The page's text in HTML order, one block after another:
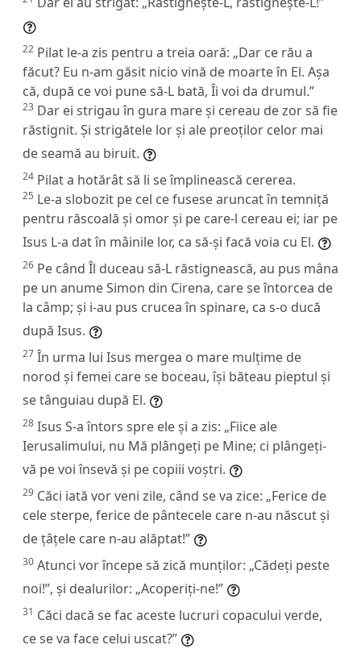
22 Pilat le-a zis pentru a treia oară: „Dar ce rău a
făcut? Eu n-am găsit nicio vină de moarte în El. Așa
că, după ce voi pune să-L bată, Îi voi da drumul.”
23 Dar ei strigau în gura mare și cereau de zor să fie
răstignit. Și strigătele lor și ale preoților celor mai
de seamă au biruit.
24 Pilat a hotărât să li se împlinească cererea.
25 Le-a slobozit pe cel ce fusese aruncat în temniță
pentru răscoală și omor și pe care-l cereau ei; iar pe
Isus L-a dat în mâinile lor, ca să-și facă voia cu El.
26 Pe când Îl duceau să-L răstignească, au pus mâna
pe un anume Simon din Cirena, care se întorcea de
la câmp; și i-au pus crucea în spinare, ca s-o ducă
după Isus.
27 În urma lui Isus mergea o mare mulțime de
norod și femei care se boceau, își băteau pieptul și
se tânguiau după El.
28 Isus S-a întors spre ele și a zis: „Fiice ale
Ierusalimului, nu Mă plângeți pe Mine; ci plângeți-
vă pe voi însevă și pe copiii voștri.
29 Căci iată vor veni zile, când se va zice: „Ferice de
cele sterpe, ferice de pântecele care n-au născut și
de țâțele care n-au alăptat!”
30 Atunci vor începe să zică munților: „Cădeți peste
noi!”, și dealurilor: „Acoperiți-ne!”
31 Căci dacă se fac aceste lucruri copacului verde,
ce se va face celui uscat?”